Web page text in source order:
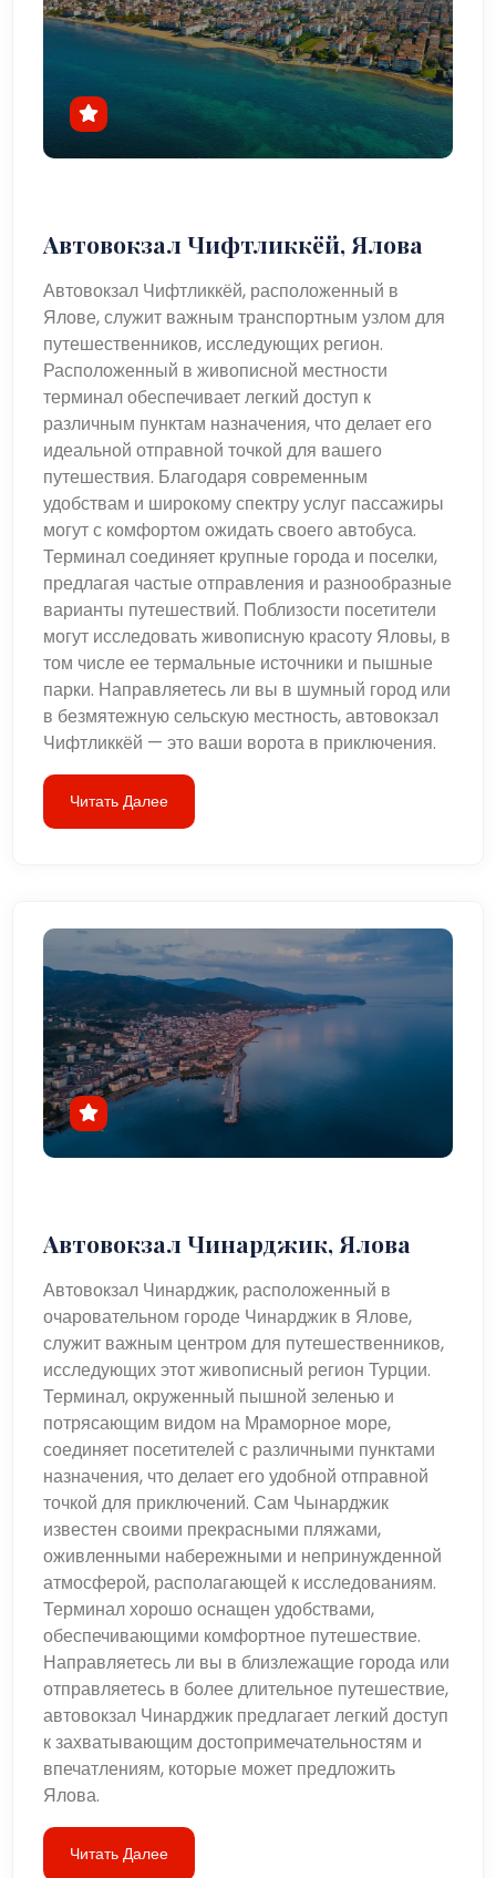
Автовокзал Чифтликкёй, Ялова
Автовокзал Чифтликкёй, расположенный в
Ялове, служит важным транспортным узлом для
путешественников, исследующих регион.
Расположенный в живописной местности
терминал обеспечивает легкий доступ к
различным пунктам назначения, что делает его
идеальной отправной точкой для вашего
путешествия. Благодаря современным
удобствам и широкому спектру услуг пассажиры
могут с комфортом ожидать своего автобуса.
Терминал соединяет крупные города и поселки,
предлагая частые отправления и разнообразные
варианты путешествий. Поблизости посетители
могут исследовать живописную красоту Яловы, в
том числе ее термальные источники и пышные
парки. Направляетесь ли вы в шумный город или
в безмятежную сельскую местность, автовокзал
Чифтликкёй — это ваши ворота в приключения.
Читать Далее
Автовокзал Чинарджик, Ялова
Автовокзал Чинарджик, расположенный в
очаровательном городе Чинарджик в Ялове,
служит важным центром для путешественников,
исследующих этот живописный регион Турции.
Терминал, окруженный пышной зеленью и
потрясающим видом на Мраморное море,
соединяет посетителей с различными пунктами
назначения, что делает его удобной отправной
точкой для приключений. Сам Чынарджик
известен своими прекрасными пляжами,
оживленными набережными и непринужденной
атмосферой, располагающей к исследованиям.
Терминал хорошо оснащен удобствами,
обеспечивающими комфортное путешествие.
Направляетесь ли вы в близлежащие города или
отправляетесь в более длительное путешествие,
автовокзал Чинарджик предлагает легкий доступ
к захватывающим достопримечательностям и
впечатлениям, которые может предложить
Ялова.
Читать Далее